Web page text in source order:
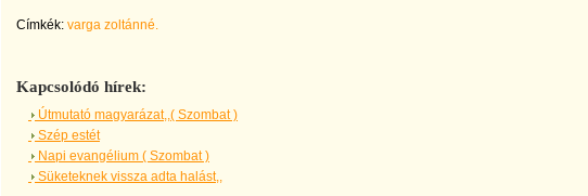
Címkék: varga zoltánné.
Kapcsolódó hírek:
Útmutató magyarázat,,( Szombat )
Szép estét
Napi evangélium ( Szombat )
Süketeknek vissza adta halást,,